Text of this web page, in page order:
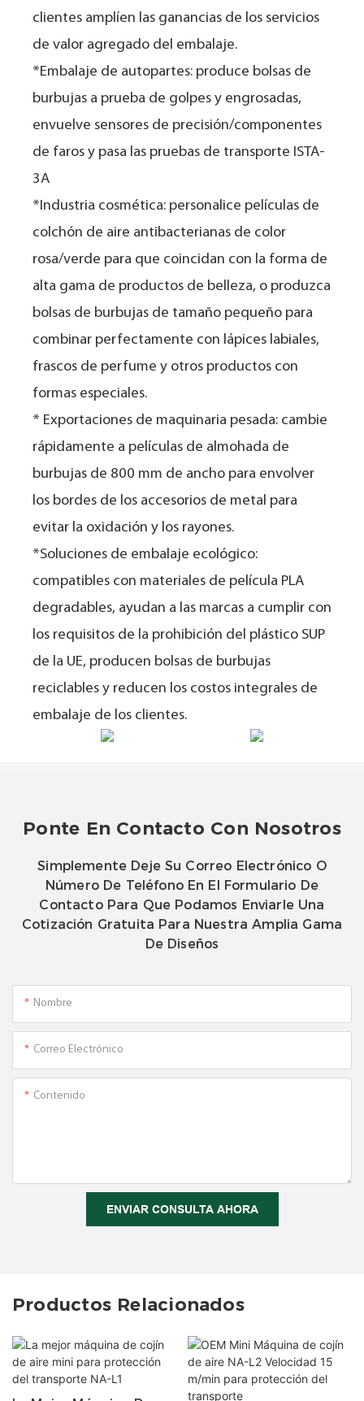
clientes amplíen las ganancias de los servicios
de valor agregado del embalaje.
*Embalaje de autopartes: produce bolsas de
burbujas a prueba de golpes y engrosadas,
envuelve sensores de precisión/componentes
de faros y pasa las pruebas de transporte ISTA-
3A
*Industria cosmética: personalice películas de
colchón de aire antibacterianas de color
rosa/verde para que coincidan con la forma de
alta gama de productos de belleza, o produzca
bolsas de burbujas de tamaño pequeño para
combinar perfectamente con lápices labiales,
frascos de perfume y otros productos con
formas especiales.
* Exportaciones de maquinaria pesada: cambie
rápidamente a películas de almohada de
burbujas de 800 mm de ancho para envolver
los bordes de los accesorios de metal para
evitar la oxidación y los rayones.
*Soluciones de embalaje ecológico:
compatibles con materiales de película PLA
degradables, ayudan a las marcas a cumplir con
los requisitos de la prohibición del plástico SUP
de la UE, producen bolsas de burbujas
reciclables y reducen los costos integrales de
embalaje de los clientes.
Ponte En Contacto Con Nosotros
Simplemente Deje Su Correo Electrónico O
Número De Teléfono En El Formulario De
Contacto Para Que Podamos Enviarle Una
Cotización Gratuita Para Nuestra Amplia Gama
De Diseños
Nombre
Correo Electrónico
Contenido
ENVIAR CONSULTA AHORA
Productos Relacionados